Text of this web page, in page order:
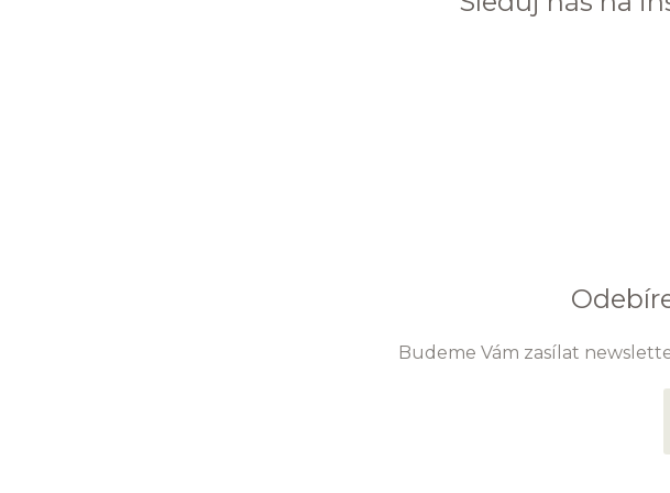
Budeme Vám zasílat